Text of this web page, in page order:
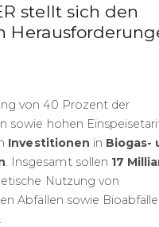
stellt sich den
von 40 Prozent der
sowie hohen
Investitionen in Biogas-
. Insgesamt sollen 17
Nutzung von
Abfällen sowie